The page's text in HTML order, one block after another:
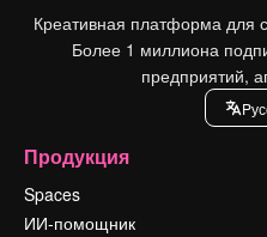
Креативная платформа для
Более 1 миллиона
предприятий,
Продукция
Spaces
ИИ-помощник